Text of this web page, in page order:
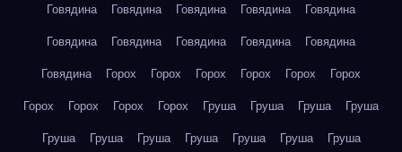
Говядина
Говядина Говядина Говядина
Говядина
Говядина
Говядина Говядина Говядина
Говядина
Говядина
Горох Горох Горох Горох Горох
Горох
Горох
Горох Горох Горох Груша Груша Груша
Груша
Груша
Груша Груша Груша Груша Груша
Груша